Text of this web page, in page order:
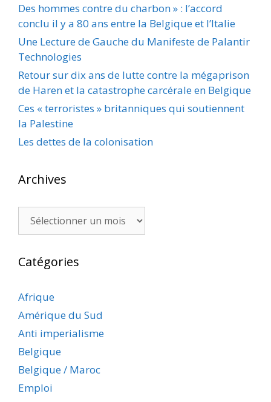
Des hommes contre du charbon » : l’accord
conclu il y a 80 ans entre la Belgique et l’Italie
Une Lecture de Gauche du Manifeste de Palantir
Technologies
Retour sur dix ans de lutte contre la mégaprison
de Haren et la catastrophe carcérale en Belgique
Ces « terroristes » britanniques qui soutiennent
la Palestine
Les dettes de la colonisation
Archives
Archives
Catégories
Afrique
Amérique du Sud
Anti imperialisme
Belgique
Belgique / Maroc
Emploi